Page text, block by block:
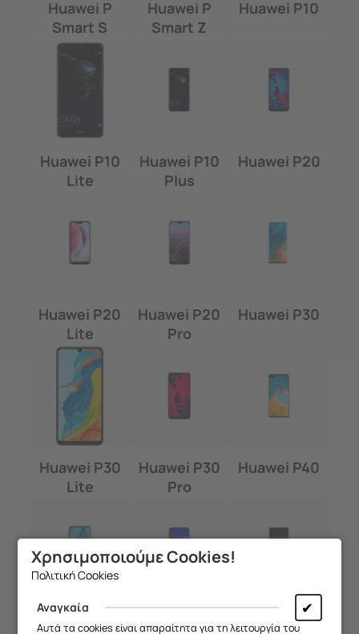
Huawei P
Smart S
Huawei P
Smart Z
Huawei P10
Huawei P10
Lite
Huawei P10
Plus
Huawei P20
Huawei P20
Lite
Huawei P20
Pro
Huawei P30
Huawei P30
Lite
Huawei P30
Pro
Huawei P40
Huawei P40
Huawei P40
Huawei P40
Χρησιμοποιούμε Cookies!
Πολιτική Cookies
Αναγκαία ✔
Αυτά τα cookies είναι απαραίτητα για τη λειτουργία του